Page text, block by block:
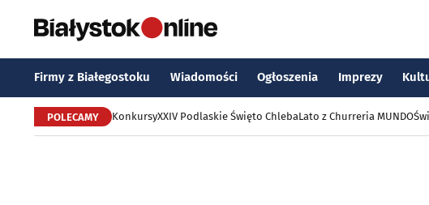
Firmy z Białegostoku Wiadomości Ogłoszenia Imprezy
POLECAMY KonkursyXXIV Podlaskie Święto ChlebaLato z Churreria MUNDO